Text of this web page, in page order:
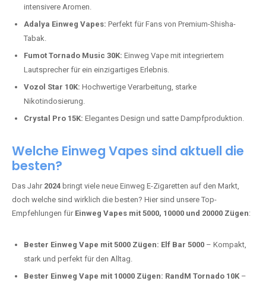
intensivere Aromen.
Adalya Einweg Vapes: Perfekt für Fans von Premium-Shisha-
Tabak.
Fumot Tornado Music 30K: Einweg Vape mit integriertem
Lautsprecher für ein einzigartiges Erlebnis.
Vozol Star 10K: Hochwertige Verarbeitung, starke
Nikotindosierung.
Crystal Pro 15K: Elegantes Design und satte Dampfproduktion.
Welche Einweg Vapes sind aktuell die
besten?
Das Jahr 2024 bringt viele neue Einweg E-Zigaretten auf den Markt,
doch welche sind wirklich die besten? Hier sind unsere Top-
Empfehlungen für Einweg Vapes mit 5000, 10000 und 20000 Zügen:
Bester Einweg Vape mit 5000 Zügen: Elf Bar 5000 – Kompakt,
stark und perfekt für den Alltag.
Bester Einweg Vape mit 10000 Zügen: RandM Tornado 10K –